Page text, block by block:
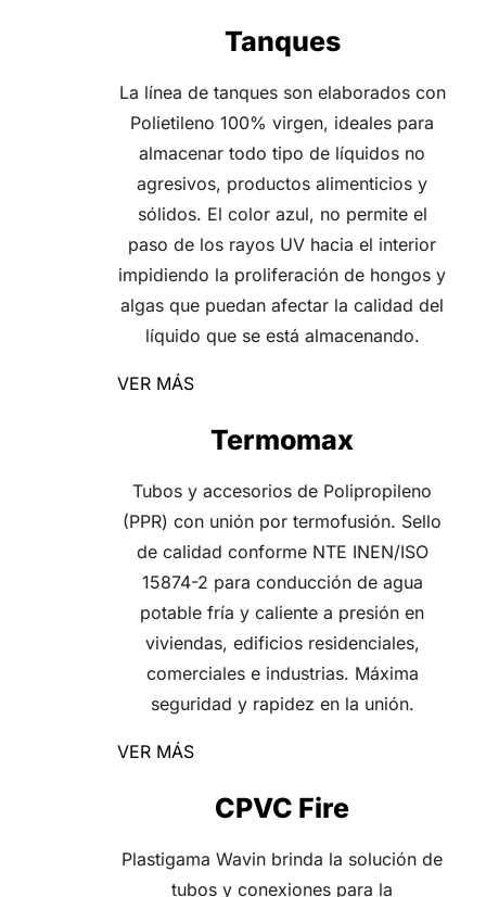
Tanques
La línea de tanques son elaborados con
Polietileno 100% virgen, ideales para
almacenar todo tipo de líquidos no
agresivos, productos alimenticios y
sólidos. El color azul, no permite el
paso de los rayos UV hacia el interior
impidiendo la proliferación de hongos y
algas que puedan afectar la calidad del
líquido que se está almacenando.
VER MÁS
Termomax
Tubos y accesorios de Polipropileno
(PPR) con unión por termofusión. Sello
de calidad conforme NTE INEN/ISO
15874-2 para conducción de agua
potable fría y caliente a presión en
viviendas, edificios residenciales,
comerciales e industrias. Máxima
seguridad y rapidez en la unión.
VER MÁS
CPVC Fire
Plastigama Wavin brinda la solución de
tubos y conexiones para la